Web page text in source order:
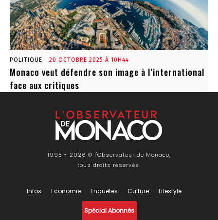
POLITIQUE 20 OCTOBRE 2025 À 10H44
Monaco veut défendre son image à l’international
face aux critiques
1995 - 2026 © l'Observateur de Monaco,
tous droits réservés.
Infos Economie Enquêtes Culture Lifestyle
Spécial Abonnés